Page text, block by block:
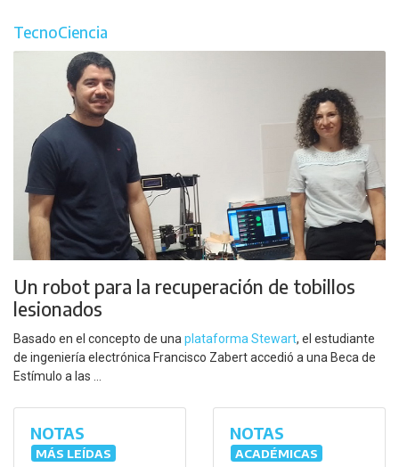
TecnoCiencia
Un robot para la recuperación de tobillos
lesionados
Basado en el concepto de una plataforma Stewart, el estudiante
de ingeniería electrónica Francisco Zabert accedió a una Beca de
Estímulo a las ...
NOTAS
MÁS LEÍDAS
NOTAS
ACADÉMICAS